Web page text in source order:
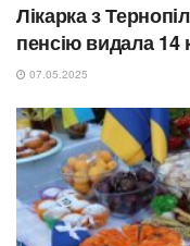
Лікарка з
пенсію видала 14
07.05.2025